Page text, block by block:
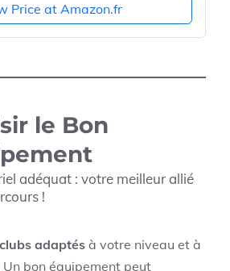
Price at Amazon.fr
le Bon
adéquat : votre meilleur allié
!
adaptésà votre niveau et à
bon équipement peut